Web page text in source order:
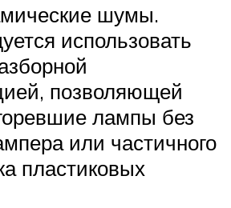
шумы.
использовать
позволяющей
лампы без
или частичного
пластиковых